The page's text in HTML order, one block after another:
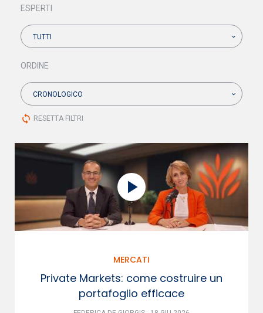
ESPERTI
TUTTI
ORDINE
CRONOLOGICO
sync RESETTA FILTRI
MERCATI
Private Markets: come costruire un
portafoglio efficace